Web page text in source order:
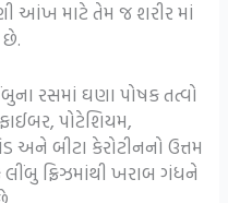
માટે તેમ જ શરીર માં
રસમાં ઘણા પોષક તત્વો
પોટેશિયમ,
અને બીટા કેરોટીનનો ઉત્તમ
ફ્રિઝમાંથી ખરાબ ગંધને